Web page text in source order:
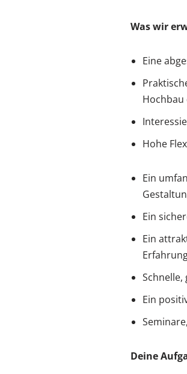
Was wir
Eine
Hochbau
Hohe
Ein
Ein
Ein
Ein
Deine